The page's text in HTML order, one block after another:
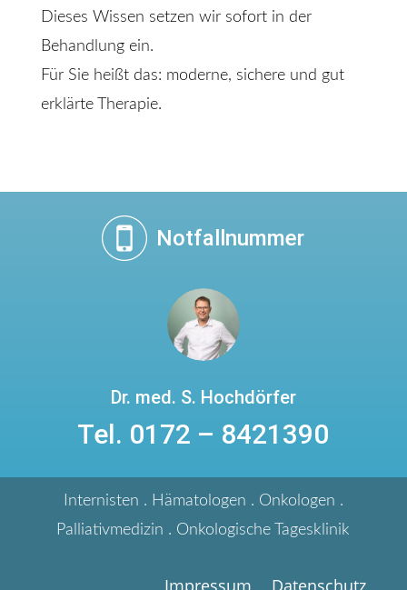
Dieses Wissen setzen wir sofort in der
Behandlung ein.
Für Sie heißt das: moderne, sichere und gut
erklärte Therapie.
Notfallnummer
Dr. med. S. Hochdörfer
Tel. 0172 – 8421390
Internisten . Hämatologen . Onkologen .
Palliativmedizin . Onkologische Tagesklinik
Impressum Datenschutz